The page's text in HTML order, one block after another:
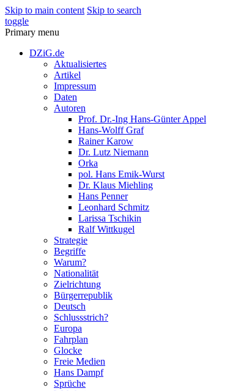
Skip to main content Skip to search
toggle
Primary menu
DZiG.de
Aktualisiertes
Artikel
Impressum
Daten
Autoren
Prof. Dr.-Ing Hans-Günter Appel
Hans-Wolff Graf
Rainer Karow
Dr. Lutz Niemann
Orka
pol. Hans Emik-Wurst
Dr. Klaus Miehling
Hans Penner
Leonhard Schmitz
Larissa Tschikin
Ralf Wittkugel
Strategie
Begriffe
Warum?
Nationalität
Zielrichtung
Bürgerrepublik
Deutsch
Schlussstrich?
Europa
Fahrplan
Glocke
Freie Medien
Hans Dampf
Sprüche